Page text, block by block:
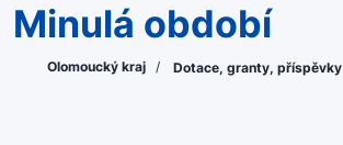
Minulá období
Olomoucký kraj / Dotace, granty, příspěvky